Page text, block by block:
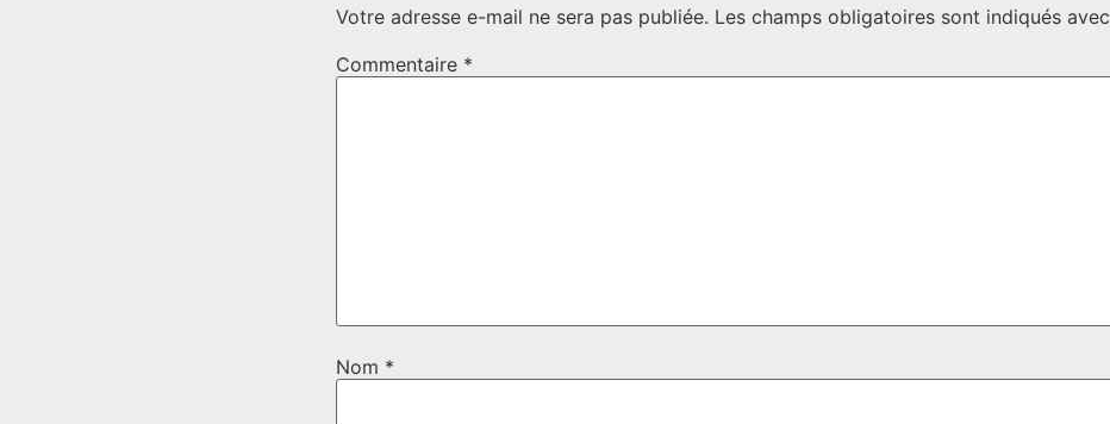
Votre adresse e-mail ne sera pas publiée. Les champs obligatoires sont indiqués avec
Commentaire *
Nom *